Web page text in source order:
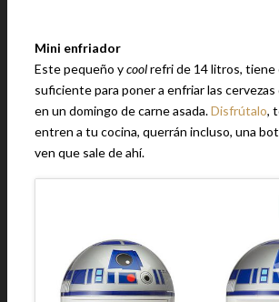
Mini enfriador
Este pequeño ycoolrefri de 14 litros, tiene
suficiente para poner a enfriar las
en un domingo de carne asada.Disfrútalo,
entren a tu cocina, querrán incluso, una
ven que sale de ahí.